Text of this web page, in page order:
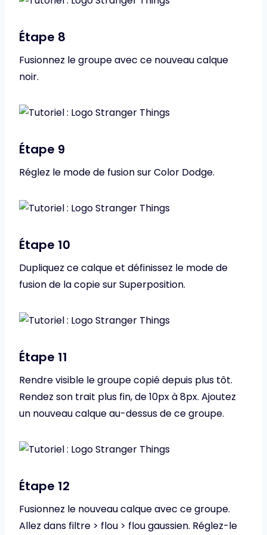
Étape 8
Fusionnez le groupe avec ce nouveau calque
noir.
Étape 9
Réglez le mode de fusion sur Color Dodge.
Étape 10
Dupliquez ce calque et définissez le mode de
fusion de la copie sur Superposition.
Étape 11
Rendre visible le groupe copié depuis plus tôt.
Rendez son trait plus fin, de 10px à 8px. Ajoutez
un nouveau calque au-dessus de ce groupe.
Étape 12
Fusionnez le nouveau calque avec ce groupe.
Allez dans filtre > flou > flou gaussien. Réglez-le